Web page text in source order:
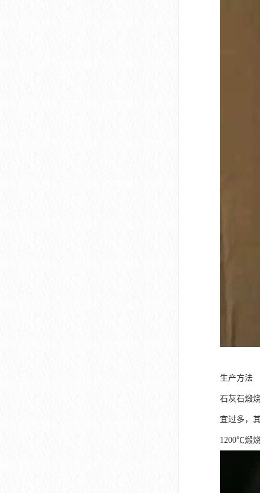
生产方法
石灰石煅
宜过多，
1200℃煅